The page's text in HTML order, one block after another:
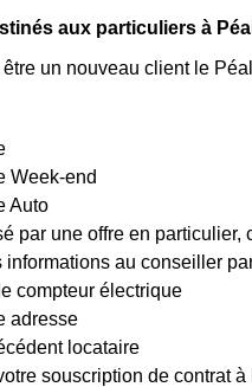
aux particuliers à
un nouveau client le
Week-end
Auto
par une offre en
au conseiller
compteur électrique
adresse
locataire
souscription de contrat